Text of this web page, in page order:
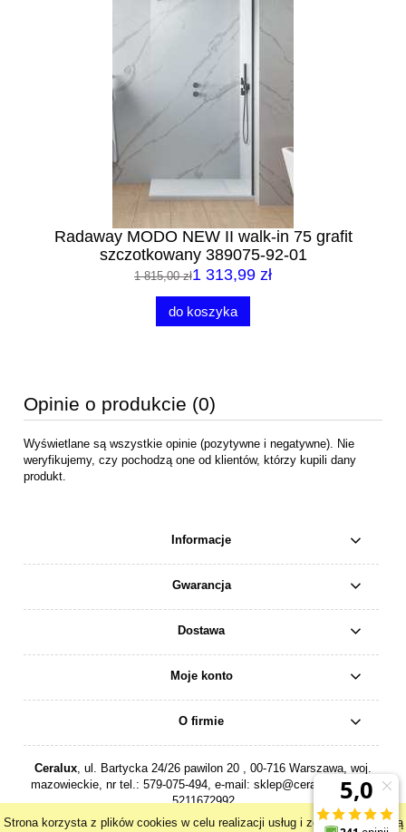
Strona korzysta z plików cookies w celu realizacji usług i zgodnie z Polityką
Radaway MODO NEW II walk-in 75 grafit
szczotkowany 389075-92-01
1 815,00 zł1 313,99 zł
do koszyka
Opinie o produkcie (0)
Wyświetlane są wszystkie opinie (pozytywne i negatywne). Nie
weryfikujemy, czy pochodzą one od klientów, którzy kupili dany
produkt.
Informacje
Gwarancja
Dostawa
Moje konto
O firmie
Ceralux, ul. Bartycka 24/26 pawilon 20 , 00-716 Warszawa, woj.
mazowieckie, nr tel.: 579-075-494, e-mail: sklep@ceralux.pl, NIP:
5211672992